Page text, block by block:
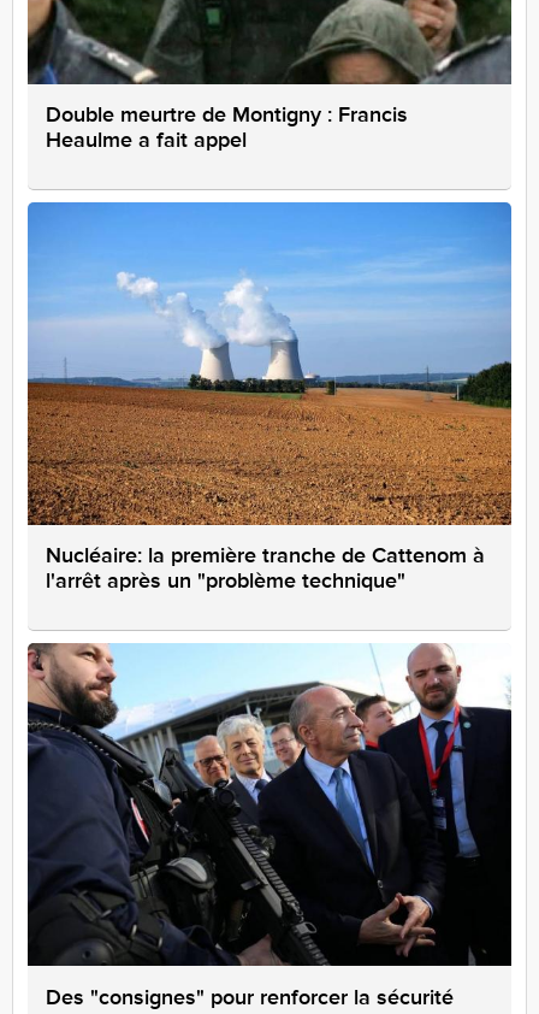
Double meurtre de Montigny : Francis
Heaulme a fait appel
Nucléaire: la première tranche de Cattenom à
l'arrêt après un "problème technique"
Des "consignes" pour renforcer la sécurité